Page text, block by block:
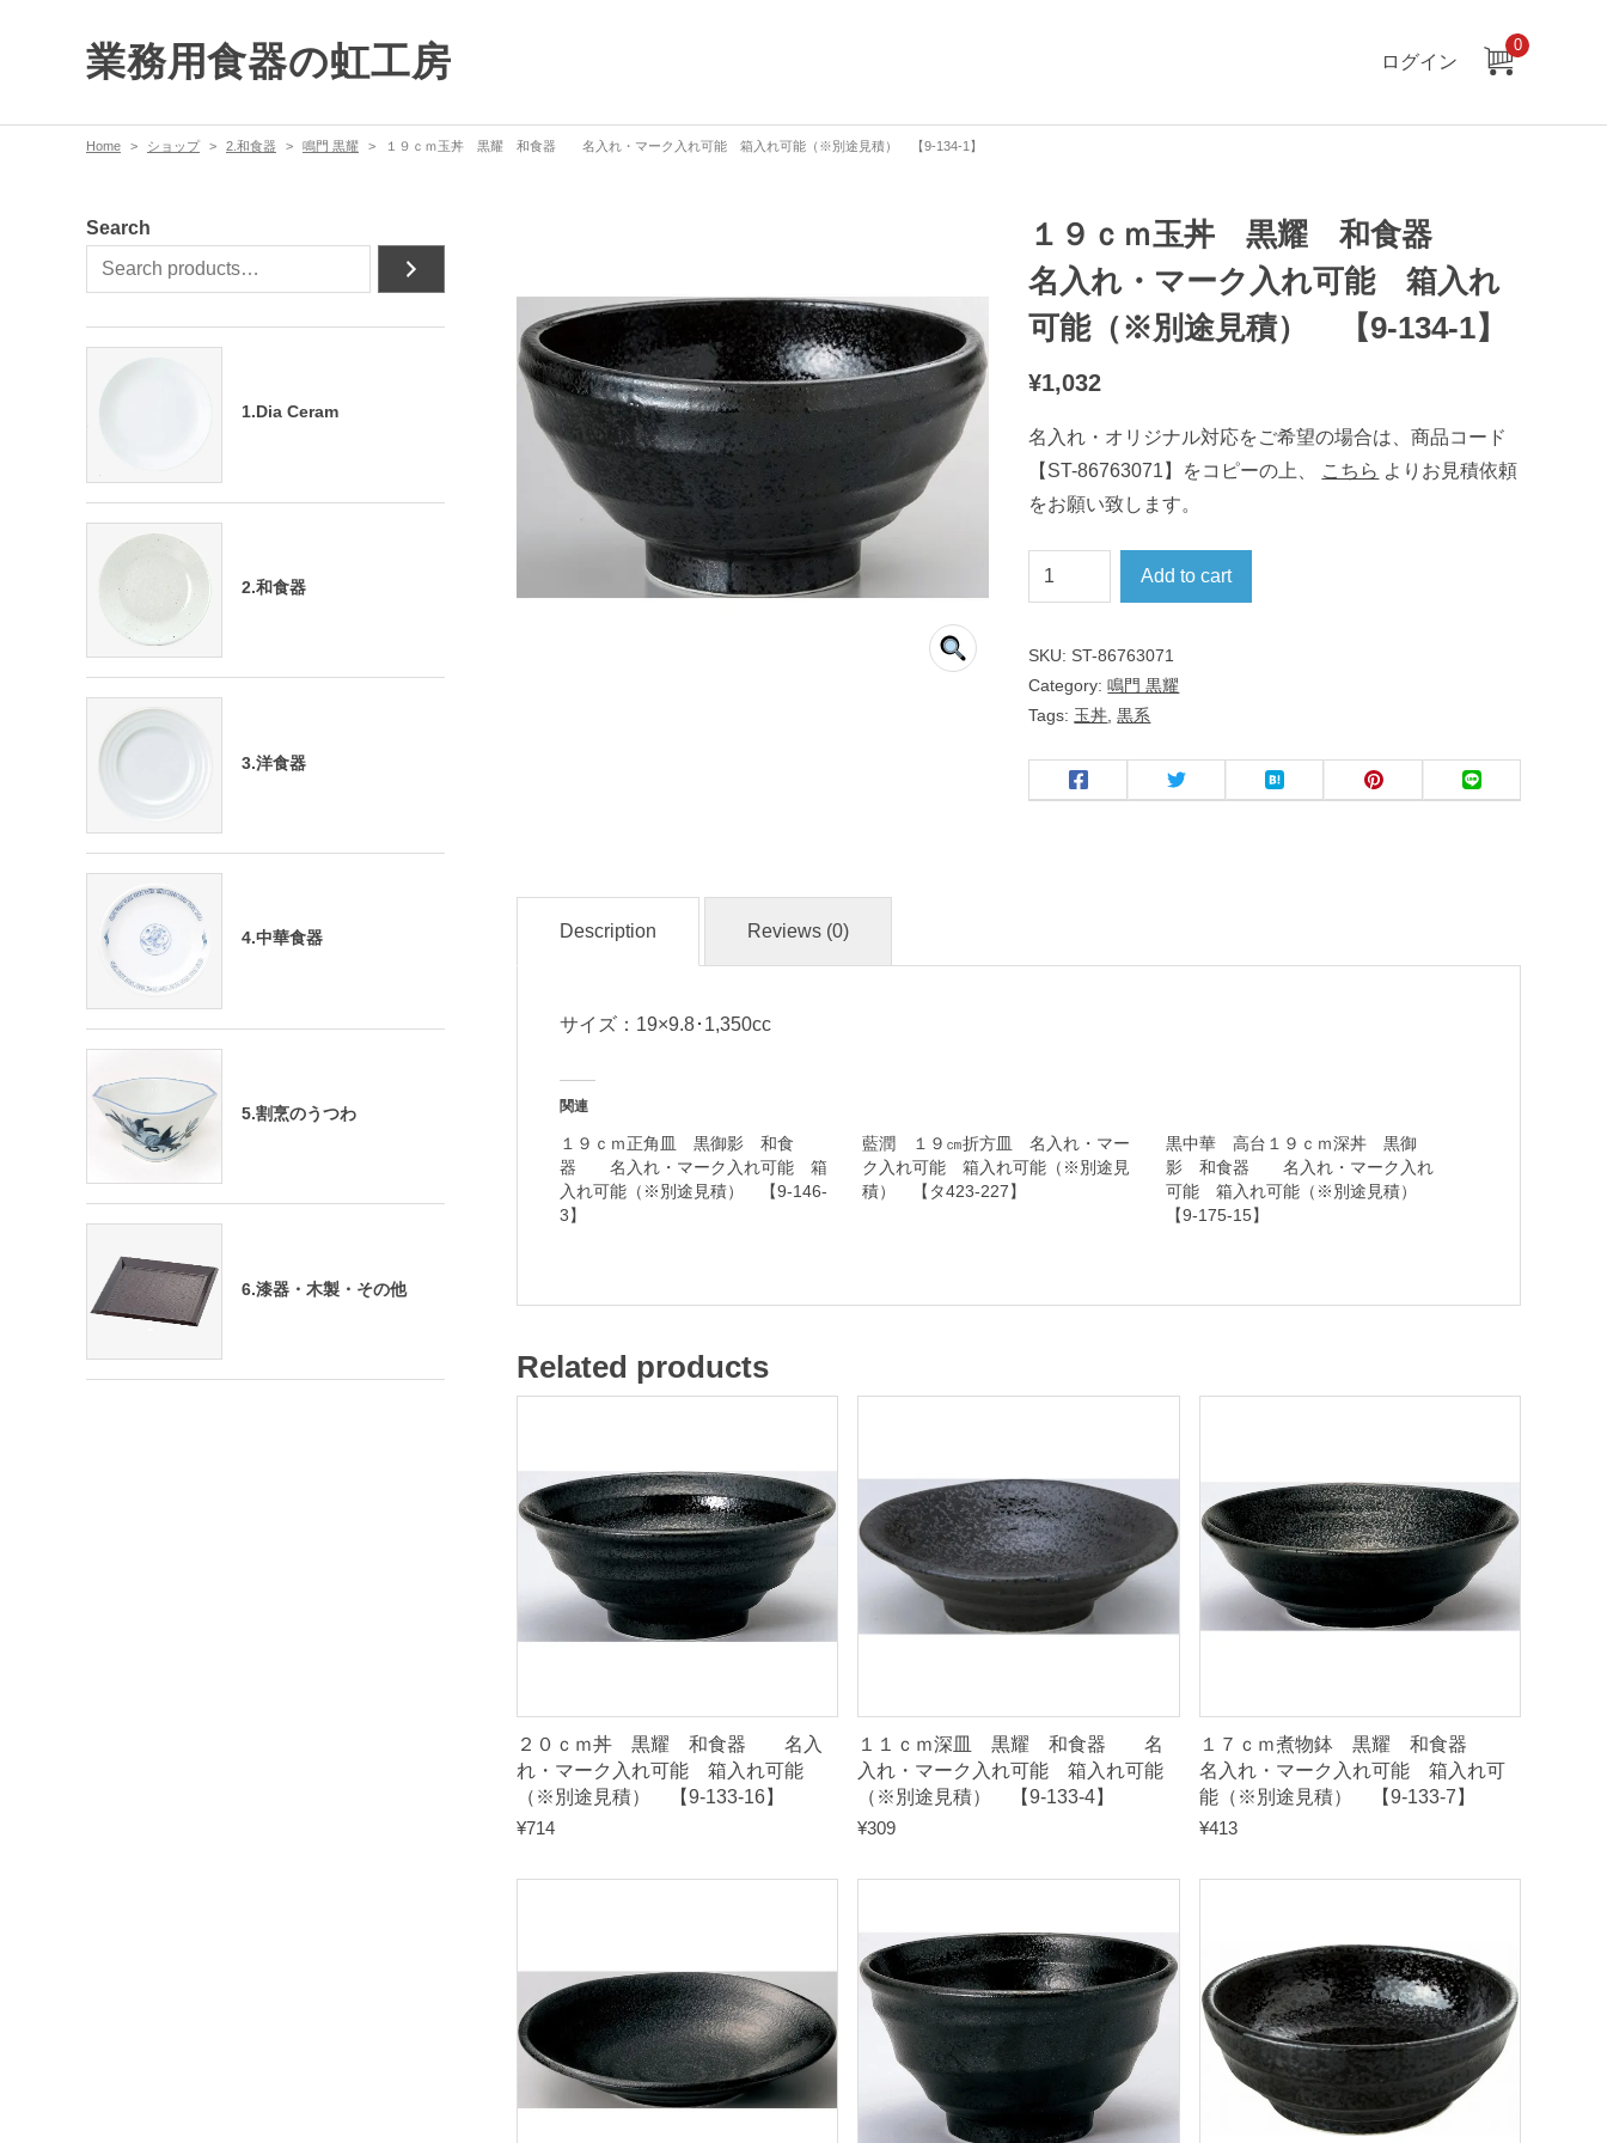
業務用食器の虹工房 ログイン
0
Home ショップ 2.和食器 鳴門 黒耀 １９ｃｍ玉丼 黒耀 和食器 名入れ・マーク入れ可能 箱入れ可能（※別途見積） 【9-134-1】
１９ｃｍ玉丼 黒耀 和食器
名入れ・マーク入れ可能 箱入れ
可能（※別途見積） 【9-134-1】
¥1,032
名入れ・オリジナル対応をご希望の場合は、商品コード
【ST-86763071】をコピーの上、
こちら よりお見積依頼
をお願い致します。
１
９
ｍ
黒
器
れ
・
入
能
入
れ
可
（
途
見
積
9
-
1
3
4
1
Add to cart
SKU: ST-86763071
Category:鳴門 黒耀
Tags: 玉丼 ,黒系
Description Reviews (0)
サイズ：19×9.8･1,350cc
関連
１９ｃｍ正角皿 黒御影 和食
器 名入れ・マーク入れ可能 箱
入れ可能（※別途見積） 【9-146-
3】
藍潤 １９㎝折方皿 名入れ・マー
ク入れ可能 箱入れ可能（※別途見
積） 【タ423-227】
黒中華 高台１９ｃｍ深丼 黒御
影 和食器 名入れ・マーク入れ
可能 箱入れ可能（※別途見積）
【9-175-15】
Related products
２０ｃｍ丼 黒耀 和食器 名入
れ・マーク入れ可能 箱入れ可能
（※別途見積） 【9-133-16】
¥714
１１ｃｍ深皿 黒耀 和食器 名
入れ・マーク入れ可能 箱入れ可能
（※別途見積） 【9-133-4】
¥309
１７ｃｍ煮物鉢 黒耀 和食器
名入れ・マーク入れ可能 箱入れ可
能（※別途見積） 【9-133-7】
¥413
Search
1.Dia Ceram
2.和食器
3.洋食器
4.中華食器
5.割烹のうつわ
6.漆器・木製・その他